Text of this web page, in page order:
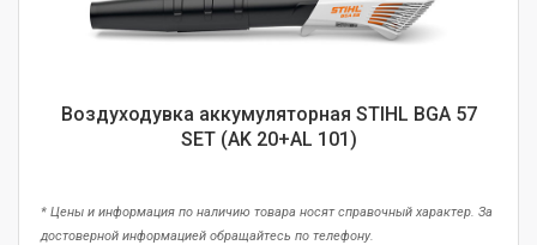
Воздуходувка аккумуляторная STIHL BGA 57
SET (AK 20+AL 101)
* Цены и информация по наличию товара носят справочный характер. За
достоверной информацией обращайтесь по телефону.